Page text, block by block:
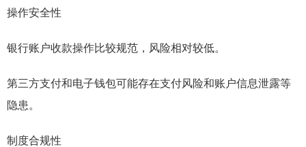
操作安全性
银行账户收款操作比较规范，风险相对较低。
第三方支付和电子钱包可能存在支付风险和账户信息泄露等
隐患。
制度合规性